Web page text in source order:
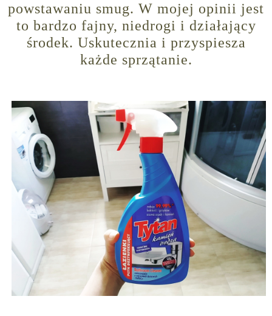
powstawaniu smug. W mojej opinii jest
to bardzo fajny, niedrogi i działający
środek. Uskutecznia i przyspiesza
każde sprzątanie.